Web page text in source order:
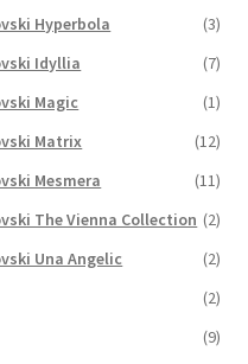
Hyperbola
(3)
Idyllia
(7)
Magic
(1)
Matrix
(12)
Mesmera
(11)
The Vienna Collection (2)
Una Angelic
(2)
(2)
(9)